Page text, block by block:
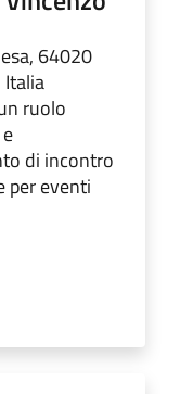
64020
Italia
ruolo
di incontro
per eventi